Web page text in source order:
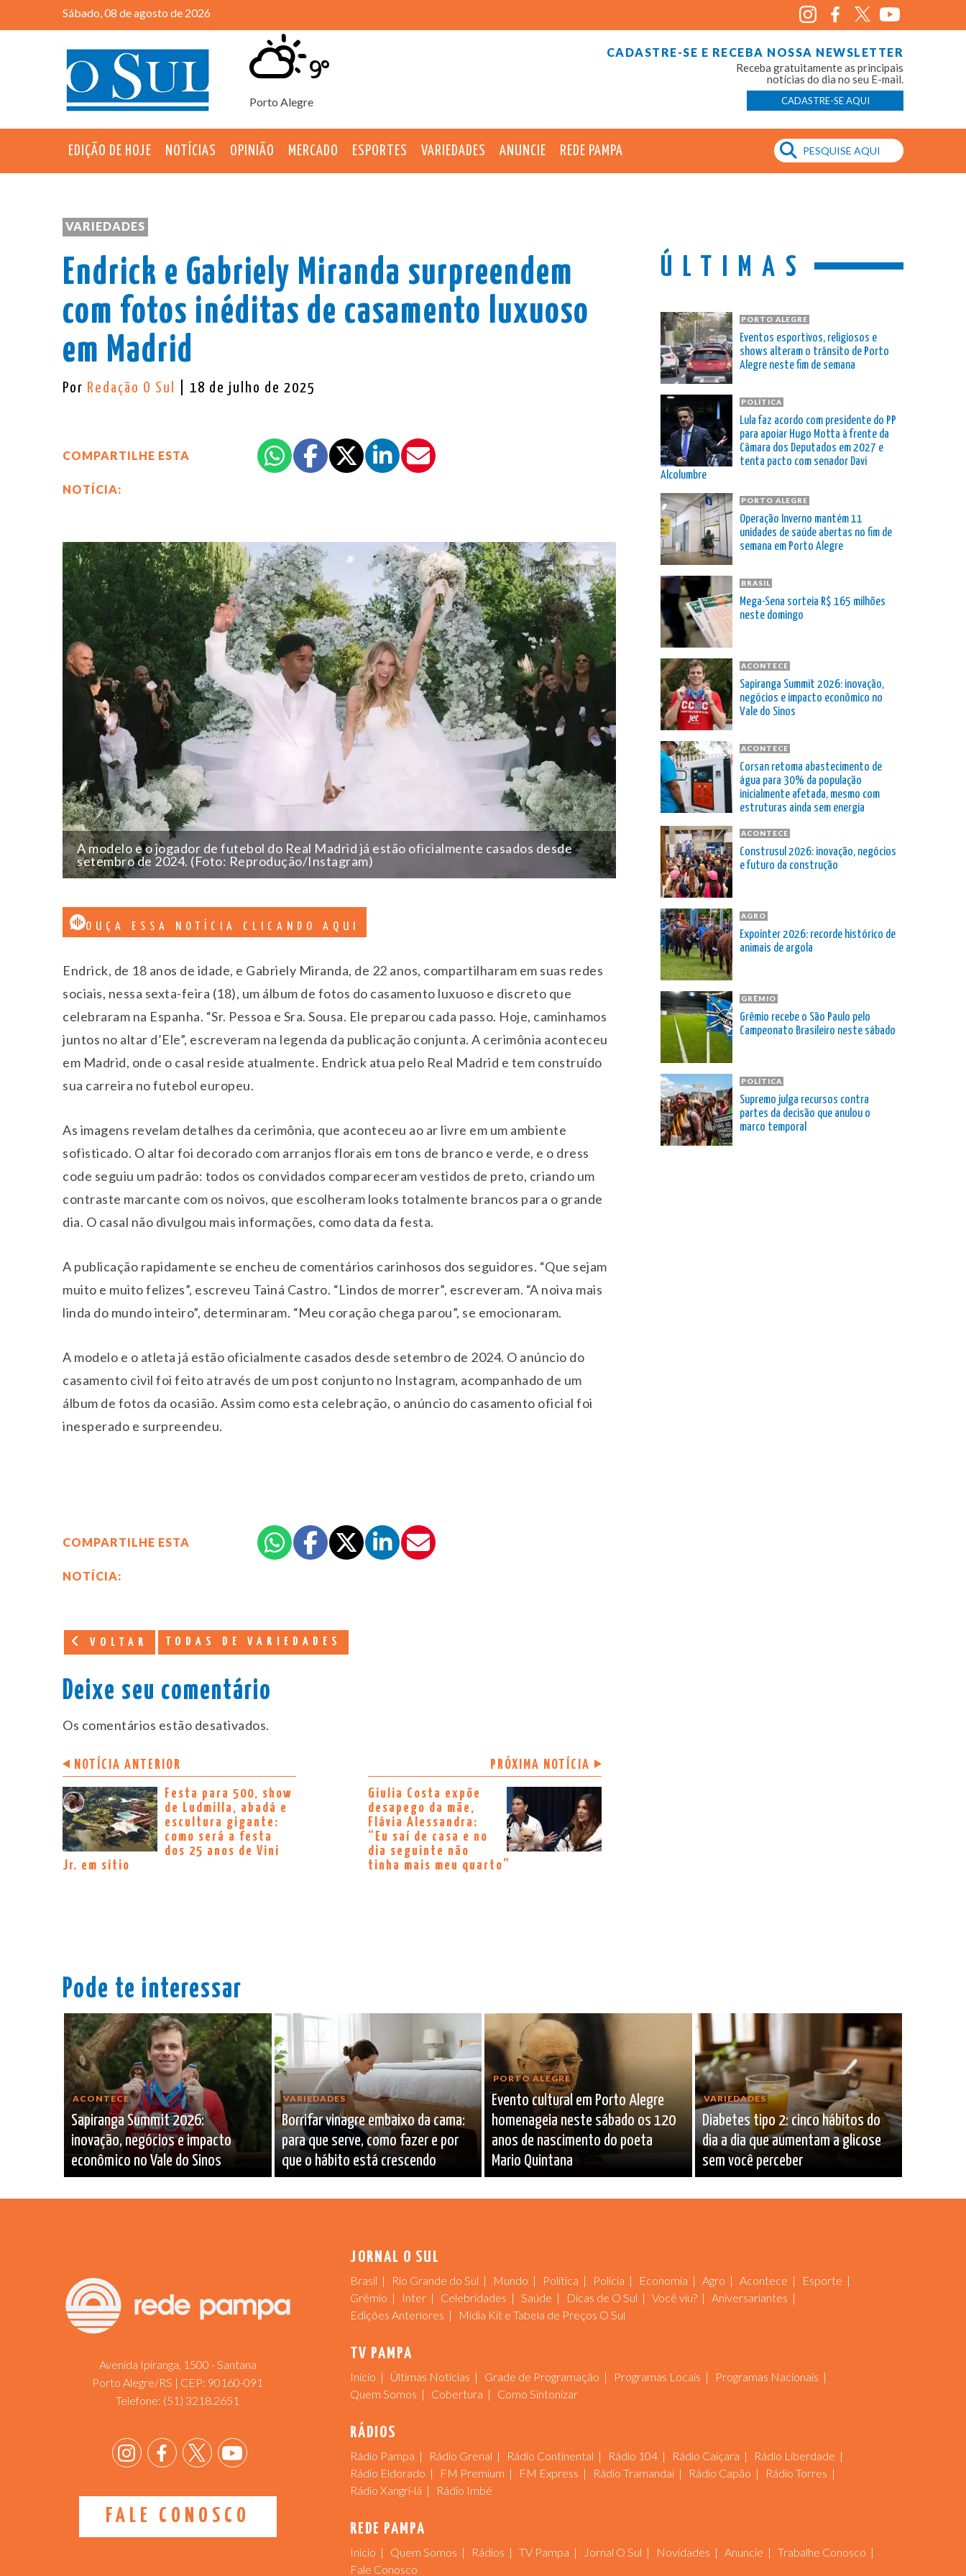
Sábado, 08 de agosto de 2026
Porto Alegre
9°
CADASTRE-SE E RECEBA NOSSA NEWSLETTER
Receba gratuitamente as principais
notícias do dia no seu E-mail.
CADASTRE-SE AQUI
EDIÇÃO DE HOJE NOTÍCIAS OPINIÃO MERCADO ESPORTES VARIEDADES ANUNCIE REDE PAMPA
VARIEDADES
Endrick e Gabriely Miranda surpreendem
com fotos inéditas de casamento luxuoso
em Madrid
Por Redação O Sul | 18 de julho de 2025
COMPARTILHE ESTA
NOTÍCIA:
A modelo e o jogador de futebol do Real Madrid já estão oficialmente casados desde
setembro de 2024. (Foto: Reprodução/Instagram)
OUÇA ESSA NOTÍCIA CLICANDO AQUI
Endrick, de 18 anos de idade, e Gabriely Miranda, de 22 anos, compartilharam em suas redes
sociais, nessa sexta-feira (18), um álbum de fotos do casamento luxuoso e discreto que
celebraram na Espanha. “Sr. Pessoa e Sra. Sousa. Ele preparou cada passo. Hoje, caminhamos
juntos no altar d’Ele”, escreveram na legenda da publicação conjunta. A cerimônia aconteceu
em Madrid, onde o casal reside atualmente. Endrick atua pelo Real Madrid e tem construído
sua carreira no futebol europeu.
As imagens revelam detalhes da cerimônia, que aconteceu ao ar livre em um ambiente
sofisticado. O altar foi decorado com arranjos florais em tons de branco e verde, e o dress
code seguiu um padrão: todos os convidados compareceram vestidos de preto, criando um
contraste marcante com os noivos, que escolheram looks totalmente brancos para o grande
dia. O casal não divulgou mais informações, como data da festa.
A publicação rapidamente se encheu de comentários carinhosos dos seguidores. “Que sejam
muito e muito felizes”, escreveu Tainá Castro. “Lindos de morrer”, escreveram. “A noiva mais
linda do mundo inteiro”, determinaram. “Meu coração chega parou”, se emocionaram.
A modelo e o atleta já estão oficialmente casados desde setembro de 2024. O anúncio do
casamento civil foi feito através de um post conjunto no Instagram, acompanhado de um
álbum de fotos da ocasião. Assim como esta celebração, o anúncio do casamento oficial foi
inesperado e surpreendeu.
COMPARTILHE ESTA
NOTÍCIA:
VOLTAR TODAS DE VARIEDADES
Deixe seu comentário
Os comentários estão desativados.
NOTÍCIA ANTERIOR
Festa para 500, show
de Ludmilla, abadá e
escultura gigante:
como será a festa
dos 25 anos de Vini
Jr. em sítio
PRÓXIMA NOTÍCIA
Giulia Costa expõe
desapego da mãe,
Flávia Alessandra:
“Eu saí de casa e no
dia seguinte não
tinha mais meu quarto”
ÚLTIMAS
PORTO ALEGRE
Eventos esportivos, religiosos e
shows alteram o trânsito de Porto
Alegre neste fim de semana
POLÍTICA
Lula faz acordo com presidente do PP
para apoiar Hugo Motta à frente da
Câmara dos Deputados em 2027 e
tenta pacto com senador Davi
Alcolumbre
PORTO ALEGRE
Operação Inverno mantém 11
unidades de saúde abertas no fim de
semana em Porto Alegre
BRASIL
Mega-Sena sorteia R$ 165 milhões
neste domingo
ACONTECE
Sapiranga Summit 2026: inovação,
negócios e impacto econômico no
Vale do Sinos
ACONTECE
Corsan retoma abastecimento de
água para 30% da população
inicialmente afetada, mesmo com
estruturas ainda sem energia
ACONTECE
Construsul 2026: inovação, negócios
e futuro da construção
AGRO
Expointer 2026: recorde histórico de
animais de argola
GRÊMIO
Grêmio recebe o São Paulo pelo
Campeonato Brasileiro neste sábado
POLÍTICA
Supremo julga recursos contra
partes da decisão que anulou o
marco temporal
Pode te interessar
ACONTECE
Sapiranga Summit 2026:
inovação, negócios e impacto
econômico no Vale do Sinos
VARIEDADES
Borrifar vinagre embaixo da cama:
para que serve, como fazer e por
que o hábito está crescendo
PORTO ALEGRE
Evento cultural em Porto Alegre
homenageia neste sábado os 120
anos de nascimento do poeta
Mario Quintana
VARIEDADES
Diabetes tipo 2: cinco hábitos do
dia a dia que aumentam a glicose
sem você perceber
Avenida Ipiranga, 1500 - Santana
Porto Alegre/RS | CEP: 90160-091
Telefone: (51) 3218.2651
FALE CONOSCO
JORNAL O SUL
Brasil Rio Grande do Sul Mundo Política Polícia Economia Agro Acontece
Esporte
Grêmio
Inter Celebridades Saúde Dicas de O Sul Você viu?
Aniversariantes
Edições Anteriores
Mídia Kit e Tabela de Preços O Sul
TV PAMPA
Início Últimas Notícias Grade de Programação Programas Locais
Programas Nacionais
Quem Somos
Cobertura Como Sintonizar
RÁDIOS
Rádio Pampa Rádio Grenal Rádio Continental Rádio 104 Rádio Caiçara
Rádio Liberdade
Rádio Eldorado
FM Premium FM Express Rádio Tramandaí Rádio Capão
Rádio Torres
Rádio Xangri-lá
Rádio Imbé
REDE PAMPA
Início Quem Somos Rádios TV Pampa Jornal O Sul Novidades Anuncie
Trabalhe Conosco
Fale Conosco